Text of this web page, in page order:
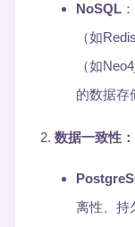
NoSQL
（如
（如
的数据存
数据一致性 ：
离性、持